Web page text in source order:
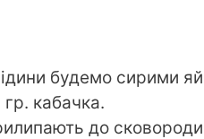
будемо сирими
кабачка.
до сковороди